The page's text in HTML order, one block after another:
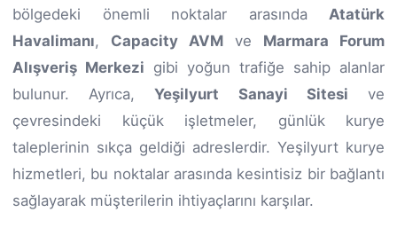
bölgedeki önemli noktalar arasında Atatürk
Havalimanı, Capacity AVM ve Marmara Forum
Alışveriş Merkezi gibi yoğun trafiğe sahip alanlar
bulunur. Ayrıca,Yeşilyurt Sanayi Sitesi ve
çevresindeki küçük işletmeler, günlük kurye
taleplerinin sıkça geldiği adreslerdir. Yeşilyurt kurye
hizmetleri, bu noktalar arasında kesintisiz bir bağlantı
sağlayarak müşterilerin ihtiyaçlarını karşılar.